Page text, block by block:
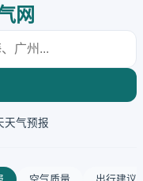
网
天气预报